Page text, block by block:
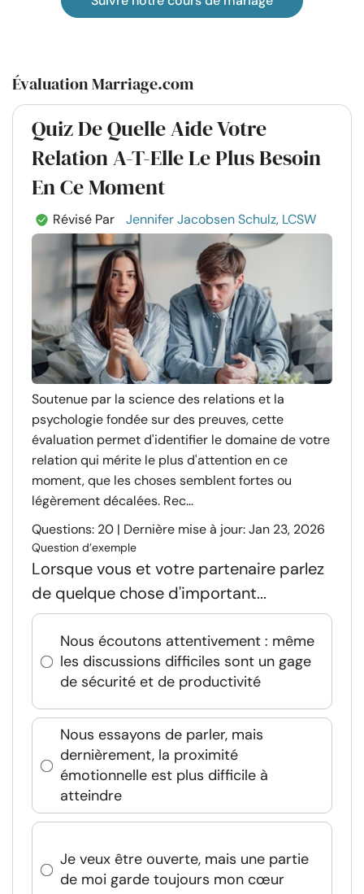
Évaluation Marriage.com
Quiz De Quelle Aide Votre
Relation A-T-Elle Le Plus Besoin
En Ce Moment
Révisé Par Jennifer Jacobsen Schulz, LCSW
Soutenue par la science des relations et la
psychologie fondée sur des preuves, cette
évaluation permet d'identifier le domaine de votre
relation qui mérite le plus d'attention en ce
moment, que les choses semblent fortes ou
légèrement décalées. Rec...
Questions: 20 | Dernière mise à jour: Jan 23, 2026
Question d’exemple
Lorsque vous et votre partenaire parlez
de quelque chose d'important...
Nous écoutons attentivement : même
les discussions difficiles sont un gage
de sécurité et de productivité
Nous essayons de parler, mais
dernièrement, la proximité
émotionnelle est plus difficile à
atteindre
Je veux être ouverte, mais une partie
de moi garde toujours mon cœur